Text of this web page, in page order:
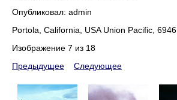
Опубликовал: admin
Portola, California, USA Union Pacific, 6946
Изображение 7 из 18
Предыдущее
Следующее